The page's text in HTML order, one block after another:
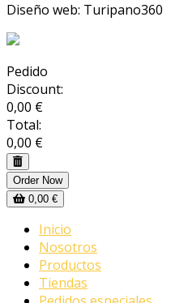
Diseño web: Turipano360
Pedido
Discount:
0,00 €
Total:
0,00 €
Order Now
0,00 €
Inicio
Nosotros
Productos
Tiendas